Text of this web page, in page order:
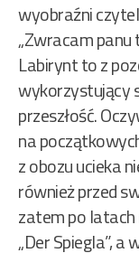
wyobraźni
„Zwracam panu
Labirynt to z
wykorzystujący
przeszłość.
na
z obozu ucieka
również przed
zatem po
„Der Spiegla”,